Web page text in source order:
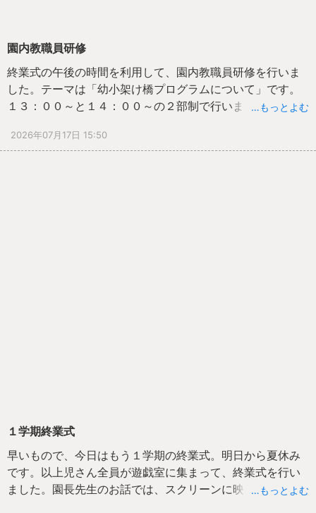
園内教職員研修
終業式の午後の時間を利用して、園内教職員研修を行いま
した。テーマは「幼小架け橋プログラムについて」です。
１３：００～と１４：００～の２部制で行いました。キー
ました。そして、動画を見て小グループで意見を交流し、
…もっとよむ
2026年07月17日 15:50
１学期終業式
早いもので、今日はもう１学期の終業式。明日から夏休み
です。以上児さん全員が遊戯室に集まって、終業式を行い
ました。園長先生のお話では、スクリーンに映し出された
…もっとよむ